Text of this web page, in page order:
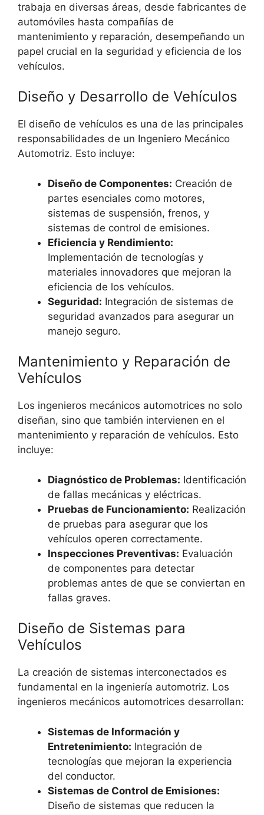
trabaja en diversas áreas, desde fabricantes de
automóviles hasta compañías de
mantenimiento y reparación, desempeñando un
papel crucial en la seguridad y eficiencia de los
vehículos.
Diseño y Desarrollo de Vehículos
El diseño de vehículos es una de las principales
responsabilidades de un Ingeniero Mecánico
Automotriz. Esto incluye:
Diseño de Componentes: Creación de
partes esenciales como motores,
sistemas de suspensión, frenos, y
sistemas de control de emisiones.
Eficiencia y Rendimiento:
Implementación de tecnologías y
materiales innovadores que mejoran la
eficiencia de los vehículos.
Seguridad: Integración de sistemas de
seguridad avanzados para asegurar un
manejo seguro.
Mantenimiento y Reparación de
Vehículos
Los ingenieros mecánicos automotrices no solo
diseñan, sino que también intervienen en el
mantenimiento y reparación de vehículos. Esto
incluye:
Diagnóstico de Problemas: Identificación
de fallas mecánicas y eléctricas.
Pruebas de Funcionamiento: Realización
de pruebas para asegurar que los
vehículos operen correctamente.
Inspecciones Preventivas: Evaluación
de componentes para detectar
problemas antes de que se conviertan en
fallas graves.
Diseño de Sistemas para
Vehículos
La creación de sistemas interconectados es
fundamental en la ingeniería automotriz. Los
ingenieros mecánicos automotrices desarrollan:
Sistemas de Información y
Entretenimiento: Integración de
tecnologías que mejoran la experiencia
del conductor.
Sistemas de Control de Emisiones:
Diseño de sistemas que reducen la